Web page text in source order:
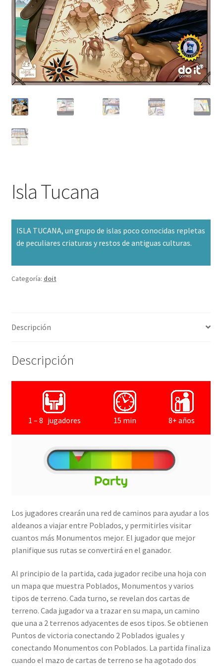
Isla Tucana
ISLA TUCANA, un grupo de islas poco conocidas repletas
de peculiares criaturas y restos de antiguas culturas.
Categoría: doit
Descripción
Descripción
1 – 8 jugadores 15 min 8+ años
Los jugadores crearán una red de caminos para ayudar a los
aldeanos a viajar entre Poblados, y permitirles visitar
cuantos más Monumentos mejor. El jugador que mejor
planifique sus rutas se convertirá en el ganador.
Al principio de la partida, cada jugador recibe una hoja con
un mapa que muestra Poblados, Monumentos y varios
tipos de terreno. Cada turno, se revelan dos cartas de
terreno. Cada jugador va a trazar en su mapa, un camino
que una a 2 terrenos adyacentes de esos tipos. Se obtienen
Puntos de victoria conectando 2 Poblados iguales y
conectando Monumentos con Poblados. La partida finaliza
cuando el mazo de cartas de terreno se ha agotado dos